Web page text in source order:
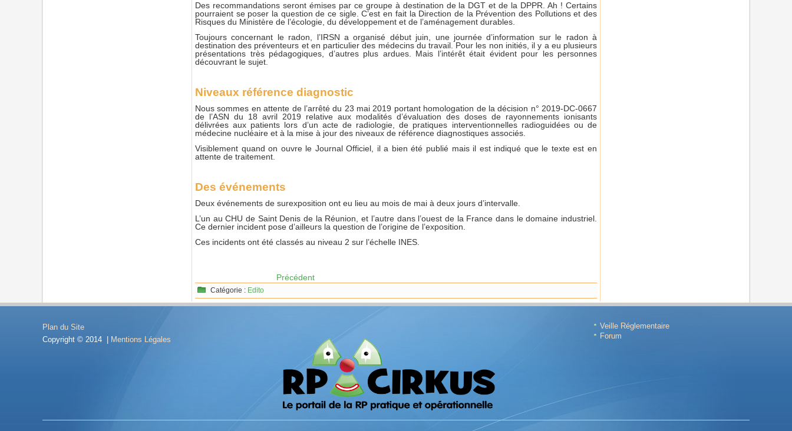
Des recommandations seront émises par ce groupe à destination de la DGT et de la DPPR. Ah ! Certains
pourraient se poser la question de ce sigle. C’est en fait la Direction de la Prévention des Pollutions et des
Risques du Ministère de l’écologie, du développement et de l’aménagement durables.
Toujours concernant le radon, l’IRSN a organisé début juin, une journée d’information sur le radon à
destination des préventeurs et en particulier des médecins du travail. Pour les non initiés, il y a eu plusieurs
présentations très pédagogiques, d’autres plus ardues. Mais l’intérêt était évident pour les personnes
découvrant le sujet.
Niveaux référence diagnostic
Nous sommes en attente de l’arrêté du 23 mai 2019 portant homologation de la décision n° 2019-DC-0667
de l’ASN du 18 avril 2019 relative aux modalités d’évaluation des doses de rayonnements ionisants
délivrées aux patients lors d’un acte de radiologie, de pratiques interventionnelles radioguidées ou de
médecine nucléaire et à la mise à jour des niveaux de référence diagnostiques associés.
Visiblement quand on ouvre le Journal Officiel, il a bien été publié mais il est indiqué que le texte est en
attente de traitement.
Des événements
Deux événements de surexposition ont eu lieu au mois de mai à deux jours d’intervalle.
L’un au CHU de Saint Denis de la Réunion, et l’autre dans l’ouest de la France dans le domaine industriel.
Ce dernier incident pose d’ailleurs la question de l’origine de l’exposition.
Ces incidents ont été classés au niveau 2 sur l’échelle INES.
Précédent
Catégorie : Edito
Plan du Site
Copyright © 2014 |
Mentions Légales
Veille Réglementaire
Forum